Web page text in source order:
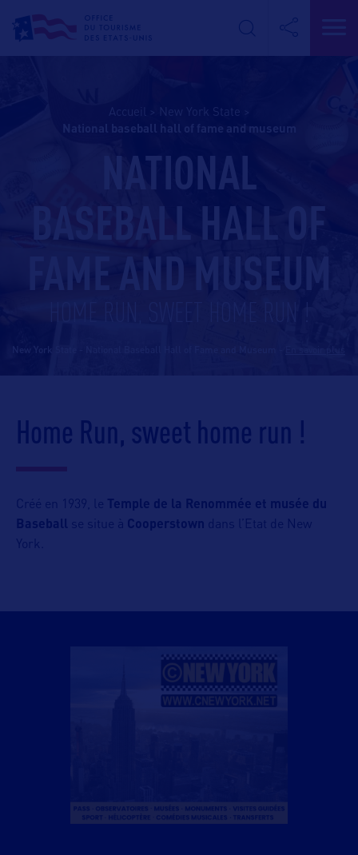
Accueil New York State
national baseball hall of fame and museum
NATIONAL
BASEBALL HALL OF
FAME AND MUSEUM
New York State - National Baseball Hall of Fame and Museum
Home Run, sweet home run !
Créé en 1939, le
Temple de la Renommée et musée du
Baseball
se situe à Cooperstown dans l’Etat de New
York.